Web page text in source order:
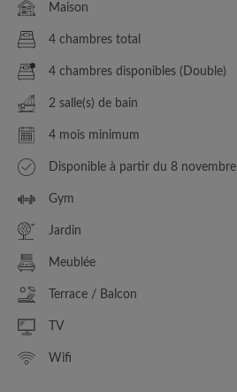
Maison
4 chambres total
4 chambres disponibles (Double)
2 salle(s) de bain
4 mois minimum
Disponible à partir du 8 novembre
Gym
Jardin
Meublée
Terrace / Balcon
TV
Wifi